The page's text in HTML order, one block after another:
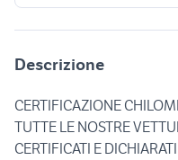
Descrizione
CERTIFICAZIONE
TUTTE LE NOSTRE
CERTIFICATI E